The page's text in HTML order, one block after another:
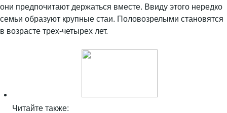
они предпочитают держаться вместе. Ввиду этого нередко
семьи образуют крупные стаи. Половозрелыми становятся
в возрасте трех-четырех лет.
Читайте также: